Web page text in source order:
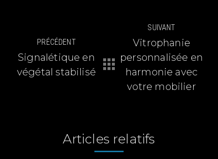
article
PRÉCÉDENT
Article
précédent
Signalétique en
végétal stabilisé
SUIVANT
Article
suivant
Vitrophanie
personnalisée en
harmonie avec
votre mobilier
Articles relatifs